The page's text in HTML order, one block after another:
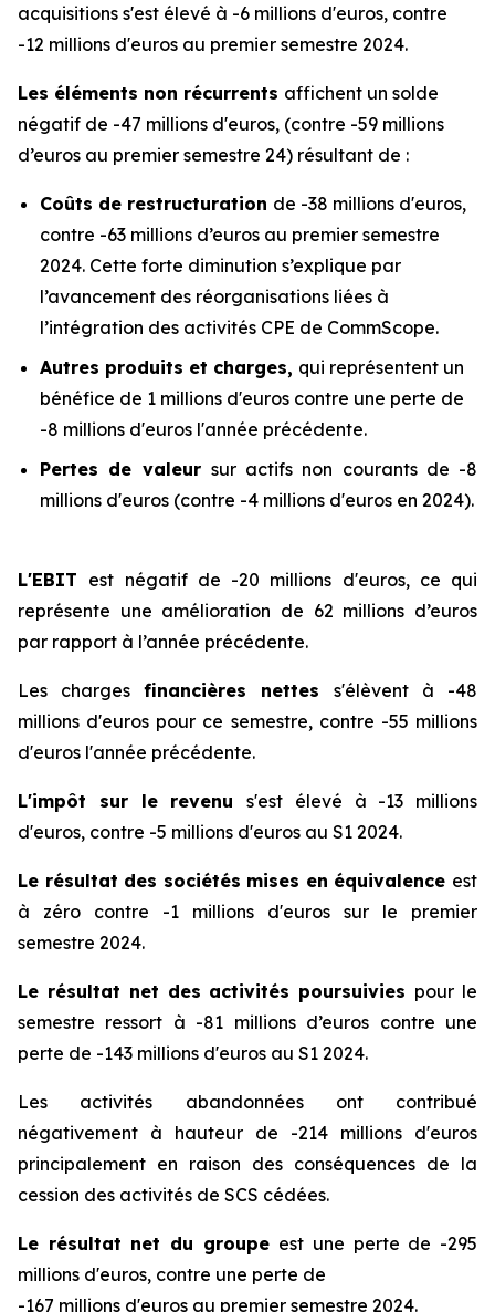
acquisitions s'est élevé à -6 millions d'euros, contre
-12 millions d'euros au premier semestre 2024.
Les éléments non récurrents affichent un solde
négatif de -47 millions d'euros, (contre -59 millions
d’euros au premier semestre 24) résultant de :
Coûts de restructuration de -38 millions d'euros,
contre -63 millions d’euros au premier semestre
2024. Cette forte diminution s’explique par
l’avancement des réorganisations liées à
l’intégration des activités CPE de CommScope.
Autres produits et charges, qui représentent un
bénéfice de 1 millions d'euros contre une perte de
-8 millions d'euros l'année précédente.
Pertes de valeur sur actifs non courants de -8
millions d'euros (contre -4 millions d'euros en 2024).
L'EBIT est négatif de -20 millions d'euros, ce qui
représente une amélioration de 62 millions d’euros
par rapport à l’année précédente.
Les charges financières nettes s'élèvent à -48
millions d'euros pour ce semestre, contre -55 millions
d'euros l'année précédente.
L'impôt sur le revenu s'est élevé à -13 millions
d'euros, contre -5 millions d'euros au S1 2024.
Le résultat des sociétés mises en équivalence est
à zéro contre -1 millions d'euros sur le premier
semestre 2024.
Le résultat net des activités poursuivies pour le
semestre ressort à -81 millions d’euros contre une
perte de -143 millions d'euros au S1 2024.
Les activités abandonnées ont contribué
négativement à hauteur de -214 millions d'euros
principalement en raison des conséquences de la
cession des activités de SCS cédées.
Le résultat net du groupe est une perte de -295
millions d'euros, contre une perte de
-167 millions d'euros au premier semestre 2024.